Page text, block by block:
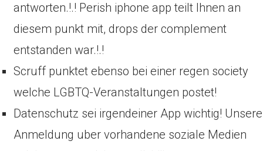
antworten.!.! Perish iphone app teilt Ihnen an
diesem punkt mit, drops der complement
entstanden war.!.!
Scruff punktet ebenso bei einer regen society
welche LGBTQ-Veranstaltungen postet!
Datenschutz sei irgendeiner App wichtig! Unsere
Anmeldung uber vorhandene soziale Medien